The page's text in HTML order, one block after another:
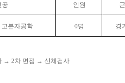
공 인원
고분자공학 0명 경
→ 2차 면접 → 신체검사